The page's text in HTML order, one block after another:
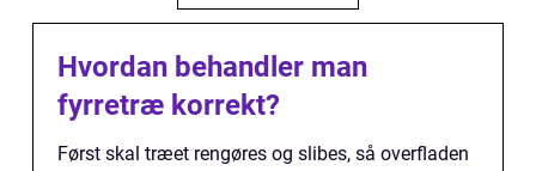
Hvordan behandler man
fyrretræ korrekt?
Først skal træet rengøres og slibes, så overfladen